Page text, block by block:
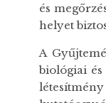
és
helyet
A
biológiai